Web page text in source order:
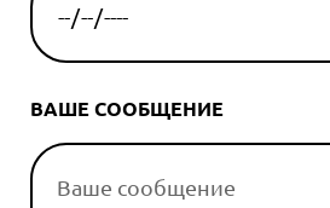
ВАШЕ СООБЩЕНИЕ